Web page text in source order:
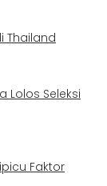
Thailand
Lolos Seleksi
Faktor